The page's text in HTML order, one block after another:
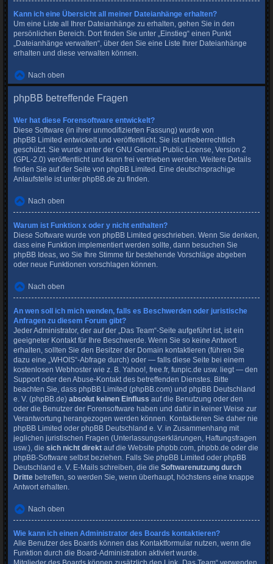
Kann ich eine Übersicht all meiner Dateianhänge erhalten?
Um eine Liste all Ihrer Dateianhänge zu erhalten, gehen Sie in den
persönlichen Bereich. Dort finden Sie unter „Einstieg“ einen Punkt
„Dateianhänge verwalten“, über den Sie eine Liste Ihrer Dateianhänge
erhalten und diese verwalten können.
Nach oben
phpBB betreffende Fragen
Wer hat diese Forensoftware entwickelt?
Diese Software (in ihrer unmodifizierten Fassung) wurde von
phpBB Limited entwickelt und veröffentlicht. Sie ist urheberrechtlich
geschützt. Sie wurde unter der GNU General Public License, Version 2
(GPL-2.0) veröffentlicht und kann frei vertrieben werden. Weitere Details
finden Sie auf der Seite von phpBB Limited . Eine deutschsprachige
Anlaufstelle ist unter phpBB.de zu finden.
Nach oben
Warum ist Funktion x oder y nicht enthalten?
Diese Software wurde von phpBB Limited geschrieben. Wenn Sie denken,
dass eine Funktion implementiert werden sollte, dann besuchen Sie
phpBB Ideas, wo Sie Ihre Stimme für bestehende Vorschläge abgeben
oder neue Funktionen vorschlagen können.
Nach oben
An wen soll ich mich wenden, falls es Beschwerden oder juristische
Anfragen zu diesem Forum gibt?
Jeder Administrator, der auf der „Das Team“-Seite aufgeführt ist, ist ein
geeigneter Kontakt für Ihre Beschwerde. Wenn Sie so keine Antwort
erhalten, sollten Sie den Besitzer der Domain kontaktieren (führen Sie
dazu eine „WHOIS“-Abfrage durch) oder — falls diese Seite bei einem
kostenlosen Webhoster wie z. B. Yahoo!, free.fr, funpic.de usw. liegt — den
Support oder den Abuse-Kontakt des betreffenden Dienstes. Bitte
beachten Sie, dass phpBB Limited (phpBB.com) und phpBB Deutschland
e. V. (phpBB.de) absolut keinen Einfluss auf die Benutzung oder den
oder die Benutzer der Forensoftware haben und dafür in keiner Weise zur
Verantwortung herangezogen werden können. Kontaktieren Sie daher nie
phpBB Limited oder phpBB Deutschland e. V. in Zusammenhang mit
jeglichen juristischen Fragen (Unterlassungserklärungen, Haftungsfragen
usw.), die sich nicht direkt auf die Website phpbb.com, phpbb.de oder die
phpBB-Software selbst beziehen. Falls Sie phpBB Limited oder phpBB
Deutschland e. V. E-Mails schreiben, die die Softwarenutzung durch
Dritte betreffen, so werden Sie, wenn überhaupt, höchstens eine knappe
Antwort erhalten.
Nach oben
Wie kann ich einen Administrator des Boards kontaktieren?
Alle Benutzer des Boards können das Kontaktformular nutzen, wenn die
Funktion durch die Board-Administration aktiviert wurde.